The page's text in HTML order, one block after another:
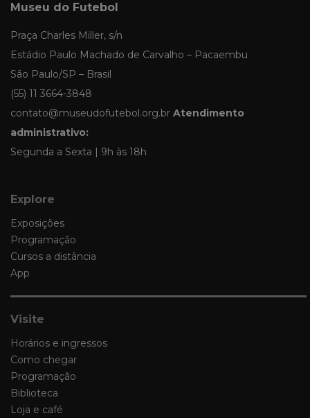
Museu do Futebol
Praça Charles Miller, s/n
Estádio Paulo Machado de Carvalho – Pacaembu
São Paulo/SP – Brasil
(55) 11 3664-3848
contato@museudofutebol.org.br Atendimento
administrativo:
Segunda a Sexta | 9h às 18h
Explore
Exposições
Programação
Cursos a distância
App
Visite
Horários e ingressos
Como chegar
Programação
Biblioteca
Loja e café